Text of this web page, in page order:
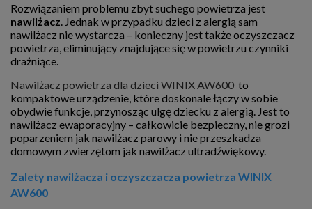
Rozwiązaniem problemu zbyt suchego powietrza jest
nawilżacz. Jednak w przypadku dzieci z alergią sam
nawilżacz nie wystarcza – konieczny jest także oczyszczacz
powietrza, eliminujący znajdujące się w powietrzu czynniki
drażniące.
Nawilżacz powietrza dla dzieci WINIX AW600 to
kompaktowe urządzenie, które doskonale łączy w sobie
obydwie funkcje, przynosząc ulgę dziecku z alergią. Jest to
nawilżacz ewaporacyjny – całkowicie bezpieczny, nie grozi
poparzeniem jak nawilżacz parowy i nie przeszkadza
domowym zwierzętom jak nawilżacz ultradźwiękowy.
Zalety nawilżacza i oczyszczacza powietrza WINIX
AW600